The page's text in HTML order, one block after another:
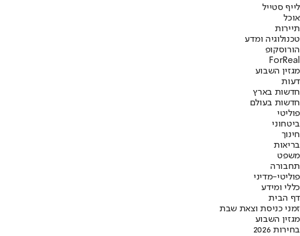
לייף סטייל
אוכל
תיירות
טכנולוגיה ומדע
הורוסקופ
ForReal
מגזין השבוע
דעות
חדשות בארץ
חדשות בעולם
פוליטי
ביטחוני
חינוך
בריאות
משפט
תחבורה
פוליטי-מדיני
כללי ומידע
דף הבית
זמני כניסת וצאת שבת
מגזין השבוע
בחירות 2026